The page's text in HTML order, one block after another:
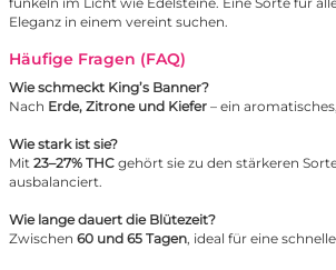
Eleganz in einem vereint suchen.
Häufige Fragen (FAQ)
Wie schmeckt King’s Banner?
Nach Erde, Zitrone und Kiefer – ein
Wie stark ist sie?
Mit 23–27% THC gehört sie zu den stärkeren
ausbalanciert.
Wie lange dauert die Blütezeit?
Zwischen 60 und 65 Tagen, ideal für eine